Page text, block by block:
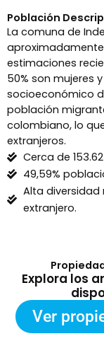
Población
La comuna de
estimaciones
50% son mujeres
socioeconómico
población
colombiano, lo
extranjeros.
Cerca de
49,59%
Alta diversidad
extranjero.
Explora los
Ver